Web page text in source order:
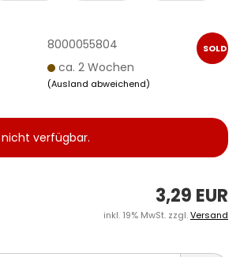
SOLD
8000055804
ca. 2 Wochen
(Ausland abweichend)
verfügbar.
3,29 EUR
inkl. 19% MwSt. zzgl.Versand